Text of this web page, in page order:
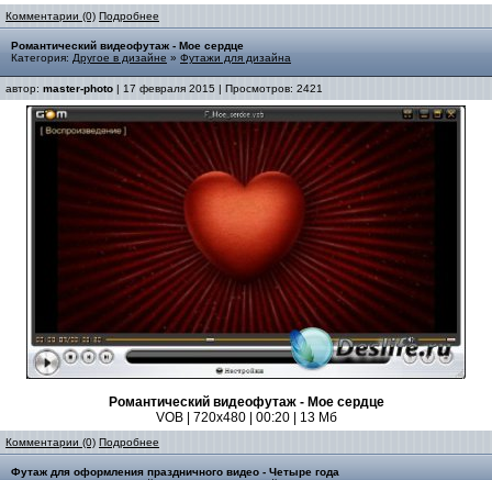
Комментарии (0) Подробнее
Романтический видеофутаж - Мое сердце
Категория: Другое в дизайне » Футажи для дизайна
автор: master-photo | 17 февраля 2015 | Просмотров: 2421
Романтический видеофутаж - Мое сердце
VOB | 720x480 | 00:20 | 13 Мб
Комментарии (0) Подробнее
Футаж для оформления праздничного видео - Четыре года